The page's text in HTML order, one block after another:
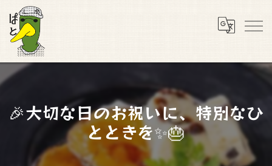
🎉大切な日のお祝いに、特別なひ
とときを✨🎂